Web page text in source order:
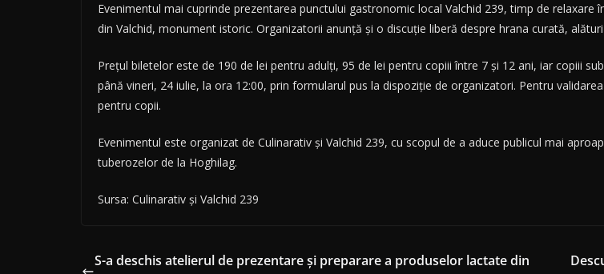
Evenimentul mai cuprinde prezentarea punctului gastronomic local Valchid 239, timp de
din Valchid, monument istoric. Organizatorii anunță și o discuție liberă despre hrana curată,
Prețul biletelor este de 190 de lei pentru adulți, 95 de lei pentru copiii între 7 și 12 ani, iar copiii
până vineri, 24 iulie, la ora 12:00, prin formularul pus la dispoziție de organizatori. Pentru
pentru copii.
Evenimentul este organizat de Culinarativ și Valchid 239, cu scopul de a aduce publicul mai
tuberozelor de la Hoghilag.
Sursa: Culinarativ și Valchid 239
S-a deschis atelierul de prezentare și preparare a produselor lactate din